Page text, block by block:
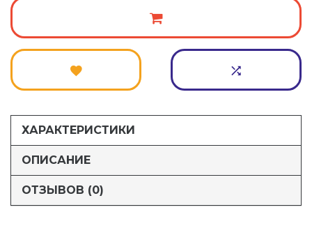
ХАРАКТЕРИСТИКИ
ОПИСАНИЕ
ОТЗЫВОВ (0)